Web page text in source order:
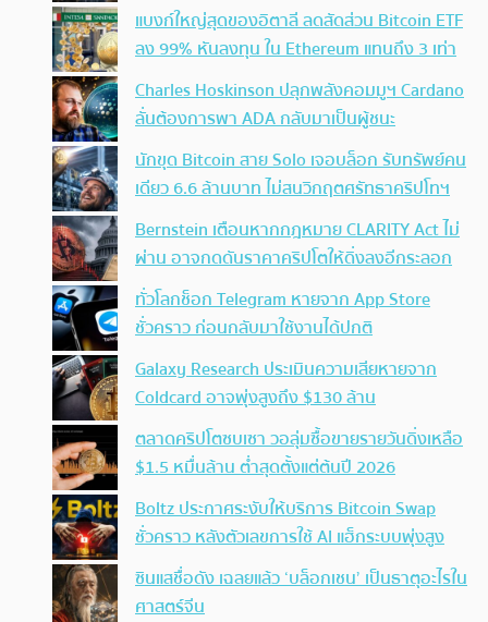
แบงก์ใหญ่สุดของอิตาลี ลดสัดส่วน Bitcoin ETF
ลง 99% หันลงทุน ใน Ethereum แทนถึง 3 เท่า
Charles Hoskinson ปลุกพลังคอมมูฯ Cardano
ลั่นต้องการพา ADA กลับมาเป็นผู้ชนะ
นักขุด Bitcoin สาย Solo เจอบล็อก รับทรัพย์คน
เดียว 6.6 ล้านบาท ไม่สนวิกฤตศรัทธาคริปโทฯ
Bernstein เตือนหากกฎหมาย CLARITY Act ไม่
ผ่าน อาจกดดันราคาคริปโตให้ดิ่งลงอีกระลอก
ทั่วโลกช็อก Telegram หายจาก App Store
ชั่วคราว ก่อนกลับมาใช้งานได้ปกติ
Galaxy Research ประเมินความเสียหายจาก
Coldcard อาจพุ่งสูงถึง $130 ล้าน
ตลาดคริปโตซบเซา วอลุ่มซื้อขายรายวันดิ่งเหลือ
$1.5 หมื่นล้าน ต่ำสุดตั้งแต่ต้นปี 2026
Boltz ประกาศระงับให้บริการ Bitcoin Swap
ชั่วคราว หลังตัวเลขการใช้ AI แฮ็กระบบพุ่งสูง
ซินแสชื่อดัง เฉลยแล้ว ‘บล็อกเชน’ เป็นธาตุอะไรใน
ศาสตร์จีน